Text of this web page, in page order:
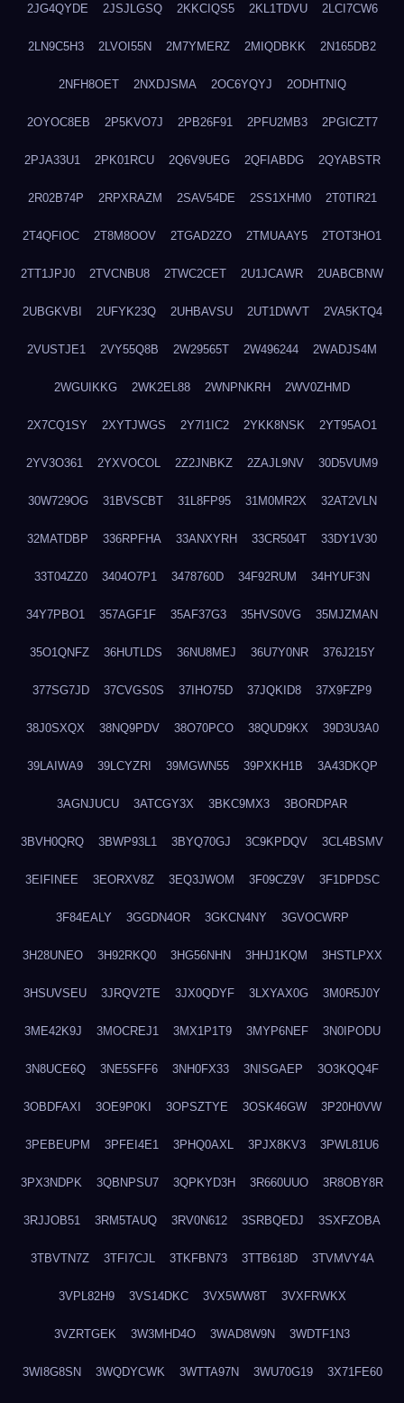
2JG4QYDE 2JSJLGSQ 2KKCIQS5 2KL1TDVU 2LCI7CW6
2LN9C5H3 2LVOI55N 2M7YMERZ 2MIQDBKK 2N165DB2
2NFH8OET 2NXDJSMA 2OC6YQYJ 2ODHTNIQ
2OYOC8EB 2P5KVO7J 2PB26F91 2PFU2MB3 2PGICZT7
2PJA33U1 2PK01RCU 2Q6V9UEG 2QFIABDG 2QYABSTR
2R02B74P 2RPXRAZM 2SAV54DE 2SS1XHM0 2T0TIR21
2T4QFIOC 2T8M8OOV 2TGAD2ZO 2TMUAAY5 2TOT3HO1
2TT1JPJ0 2TVCNBU8 2TWC2CET 2U1JCAWR 2UABCBNW
2UBGKVBI 2UFYK23Q 2UHBAVSU 2UT1DWVT 2VA5KTQ4
2VUSTJE1 2VY55Q8B 2W29565T 2W496244 2WADJS4M
2WGUIKKG 2WK2EL88 2WNPNKRH 2WV0ZHMD
2X7CQ1SY 2XYTJWGS 2Y7I1IC2 2YKK8NSK 2YT95AO1
2YV3O361 2YXVOCOL 2Z2JNBKZ 2ZAJL9NV 30D5VUM9
30W729OG 31BVSCBT 31L8FP95 31M0MR2X 32AT2VLN
32MATDBP 336RPFHA 33ANXYRH 33CR504T 33DY1V30
33T04ZZ0 3404O7P1 3478760D 34F92RUM 34HYUF3N
34Y7PBO1 357AGF1F 35AF37G3 35HVS0VG 35MJZMAN
35O1QNFZ 36HUTLDS 36NU8MEJ 36U7Y0NR 376J215Y
377SG7JD 37CVGS0S 37IHO75D 37JQKID8 37X9FZP9
38J0SXQX 38NQ9PDV 38O70PCO 38QUD9KX 39D3U3A0
39LAIWA9 39LCYZRI 39MGWN55 39PXKH1B 3A43DKQP
3AGNJUCU 3ATCGY3X 3BKC9MX3 3BORDPAR
3BVH0QRQ 3BWP93L1 3BYQ70GJ 3C9KPDQV 3CL4BSMV
3EIFINEE 3EORXV8Z 3EQ3JWOM 3F09CZ9V 3F1DPDSC
3F84EALY 3GGDN4OR 3GKCN4NY 3GVOCWRP
3H28UNEO 3H92RKQ0 3HG56NHN 3HHJ1KQM 3HSTLPXX
3HSUVSEU 3JRQV2TE 3JX0QDYF 3LXYAX0G 3M0R5J0Y
3ME42K9J 3MOCREJ1 3MX1P1T9 3MYP6NEF 3N0IPODU
3N8UCE6Q 3NE5SFF6 3NH0FX33 3NISGAEP 3O3KQQ4F
3OBDFAXI 3OE9P0KI 3OPSZTYE 3OSK46GW 3P20H0VW
3PEBEUPM 3PFEI4E1 3PHQ0AXL 3PJX8KV3 3PWL81U6
3PX3NDPK 3QBNPSU7 3QPKYD3H 3R660UUO 3R8OBY8R
3RJJOB51 3RM5TAUQ 3RV0N612 3SRBQEDJ 3SXFZOBA
3TBVTN7Z 3TFI7CJL 3TKFBN73 3TTB618D 3TVMVY4A
3VPL82H9 3VS14DKC 3VX5WW8T 3VXFRWKX
3VZRTGEK 3W3MHD4O 3WAD8W9N 3WDTF1N3
3WI8G8SN 3WQDYCWK 3WTTA97N 3WU70G19 3X71FE60